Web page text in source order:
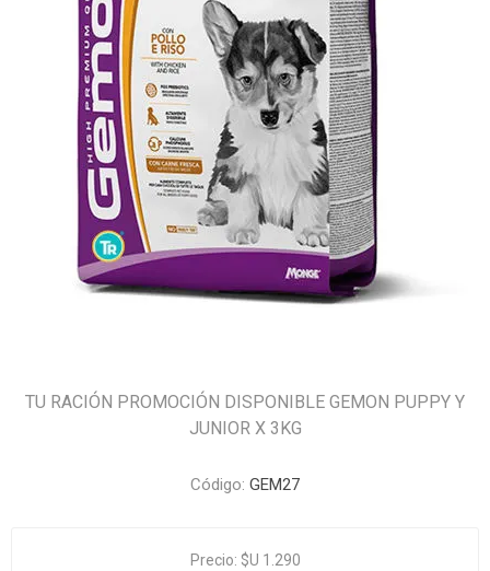
TU RACIÓN PROMOCIÓN DISPONIBLE GEMON PUPPY Y
JUNIOR X 3KG
Código: GEM27
Precio: $U 1.290